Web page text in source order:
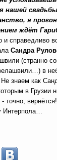
нашей
я
ждёт
и справедливо
Сандра
(странно
в
Не знаем как
в Грузии
Интерпола…